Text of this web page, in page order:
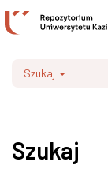
Szukaj
Szukaj